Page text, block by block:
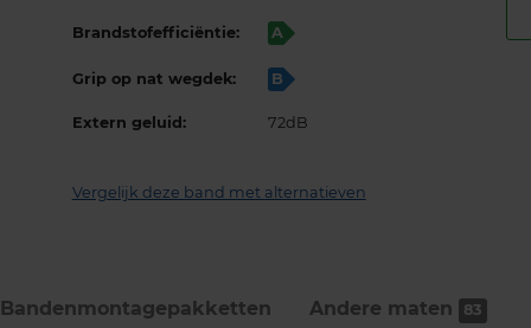
Brandstofefficiëntie: A
Grip op nat wegdek: B
Extern geluid: 72dB
Vergelijk deze band met alternatieven
Bandenmontage­pakketten Andere maten 83